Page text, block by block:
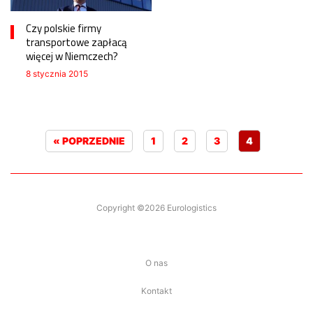
Czy polskie firmy
transportowe zapłacą
więcej w Niemczech?
8 stycznia 2015
« POPRZEDNIE 1 2 3 4
Copyright ©2026 Eurologistics
O nas
Kontakt